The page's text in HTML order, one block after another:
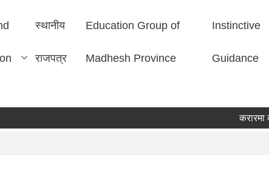
स्थानीय
राजपत्र
Education Group of
Madhesh Province
Instinctive
Guidance
करारमा